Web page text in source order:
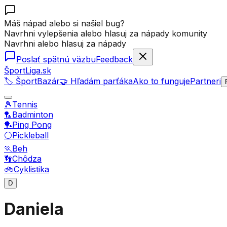
Máš nápad alebo si našiel bug?
Navrhni vylepšenia alebo hlasuj za nápady komunity
Navrhni alebo hlasuj za nápady
Poslať spätnú väzbuFeedback
ŠportLiga.sk
🏷️ ŠportBazár🤝 Hľadám parťákaAko to fungujePartneri
🎾Tennis
🏸Badminton
🏓Ping Pong
⚪Pickleball
🏃Beh
👣Chôdza
🚲Cyklistika
D
Daniela